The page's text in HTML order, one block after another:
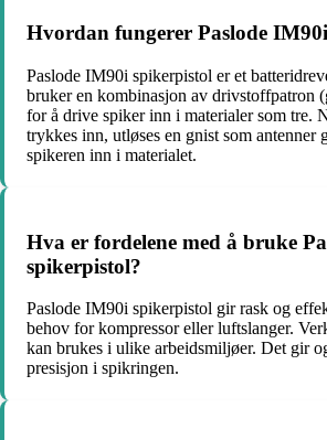
Hvordan fungerer Paslode
Paslode IM90i spikerpistol er et
bruker en kombinasjon av drivstoffpatron
for å drive spiker inn i materialer som tre.
trykkes inn, utløses en gnist som antenner
spikeren inn i materialet.
Hva er fordelene med å bruke
spikerpistol?
Paslode IM90i spikerpistol gir rask og
behov for kompressor eller luftslanger.
kan brukes i ulike arbeidsmiljøer. Det gir
presisjon i spikringen.